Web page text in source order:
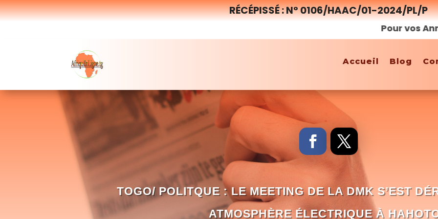
RÉCÉPISSÉ : N° 0106/HAAC/01-2024/PL/P
Pour vos
Accueil Blog
TOGO/ POLITQUE : LE MEETING DE LA DMK S’EST
ATMOSPHÈRE ÉLECTRIQUE À